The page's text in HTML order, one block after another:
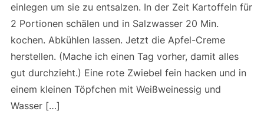
einlegen um sie zu entsalzen. In der Zeit Kartoffeln für
2 Portionen schälen und in Salzwasser 20 Min.
kochen. Abkühlen lassen. Jetzt die Apfel-Creme
herstellen. (Mache ich einen Tag vorher, damit alles
gut durchzieht.) Eine rote Zwiebel fein hacken und in
einem kleinen Töpfchen mit Weißweinessig und
Wasser […]